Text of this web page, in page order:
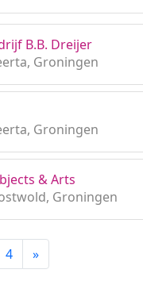
B.B. Dreijer
Groningen
Groningen
& Arts
Groningen
4 »